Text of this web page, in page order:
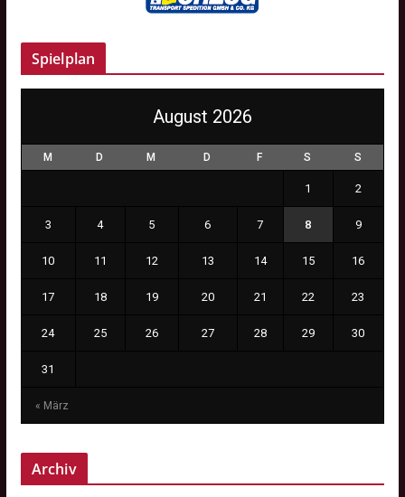
Spielplan
August 2026
M D M D F S S
« März
1 2
3 4 5 6 7 8 9
10 11 12 13 14 15 16
17 18 19 20 21 22 23
24 25 26 27 28 29 30
31
Archiv